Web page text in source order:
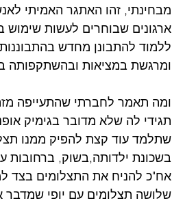
מבחינתי, זהו האתגר האמיתי
ארגונים שבוחרים לעשות שימוש
ללמוד להתבונן מחדש
ומרגשת במציאות ובהשתקפותה
ומה תאמר לחברתי שהתעייפה
תגידי לה שלא מדובר בגימיק
שתלמד עוד קצת להפיק ממנו
בשכונת ילדותה,בשוק, ברחובות
אח"כ להניח את התצלומים בצד
שלושה תצלומים עם יופי שמדבר